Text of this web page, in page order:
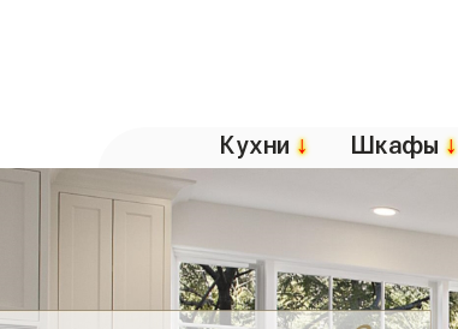
Кухни↓ Шкафы↓